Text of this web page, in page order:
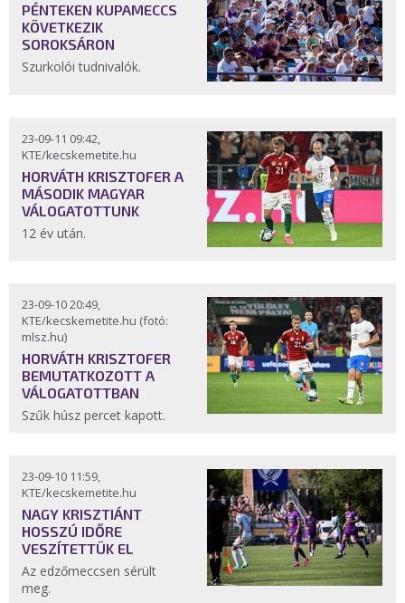
PÉNTEKEN KUPAMECCS
KÖVETKEZIK
SOROKSÁRON
Szurkolói tudnivalók.
23-09-11 09:42,
KTE/kecskemetite.hu
HORVÁTH KRISZTOFER A
MÁSODIK MAGYAR
VÁLOGATOTTUNK
12 év után.
23-09-10 20:49,
KTE/kecskemetite.hu (fotó:
mlsz.hu)
HORVÁTH KRISZTOFER
BEMUTATKOZOTT A
VÁLOGATOTTBAN
Szűk húsz percet kapott.
23-09-10 11:59,
KTE/kecskemetite.hu
NAGY KRISZTIÁNT
HOSSZÚ IDŐRE
VESZÍTETTÜK EL
Az edzőmeccsen sérült
meg.